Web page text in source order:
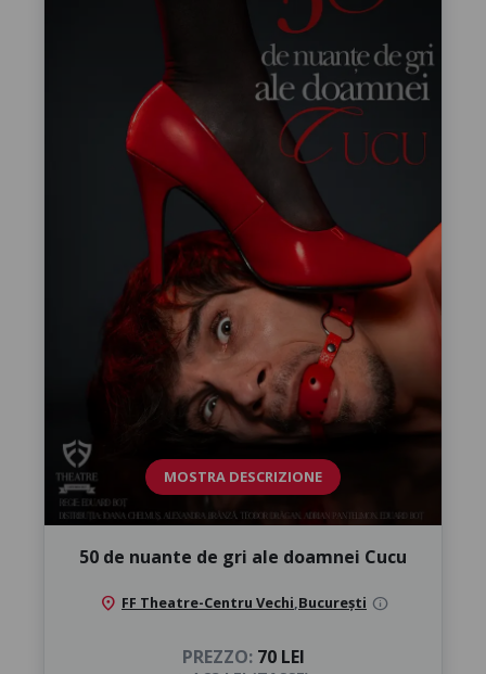
MOSTRA DESCRIZIONE
50 de nuante de gri ale doamnei Cucu
location_on FF Theatre-Centru Vechi București info
PREZZO:70 LEI